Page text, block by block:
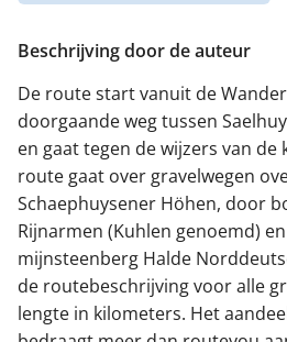
Beschrijving door de auteur
De route start vanuit de
doorgaande weg tussen
en gaat tegen de wijzers van de
route gaat over gravelwegen
Schaephuysener Höhen, door
Rijnarmen (Kuhlen genoemd)
mijnsteenberg Halde
de routebeschrijving voor alle
lengte in kilometers. Het